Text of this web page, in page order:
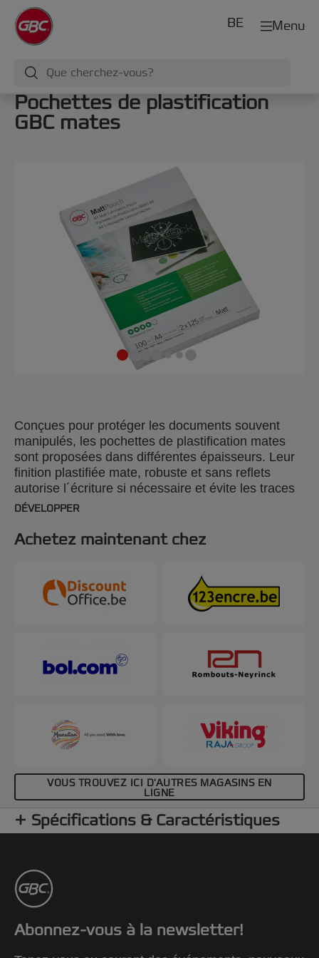
Menu
BE
Pochettes de plastification
GBC mates
Conçues pour protéger les documents souvent
manipulés, les pochettes de plastification mates
sont proposées dans différentes épaisseurs. Leur
finition plastifiée mate, robuste et sans reflets
autorise l´écriture si nécessaire et évite les traces
de doigts. 2 x 125 microns. Format A4. Paquet de
DÉVELOPPER
Achetez maintenant chez
VOUS TROUVEZ ICI D'AUTRES MAGASINS EN
LIGNE
Spécifications & Caractéristiques
Abonnez-vous à la newsletter!